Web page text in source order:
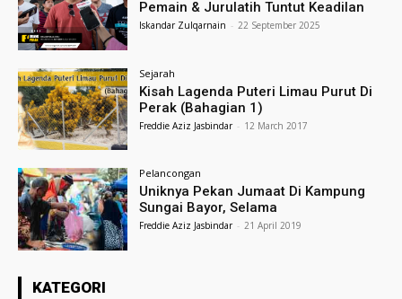
Pemain & Jurulatih Tuntut Keadilan
Iskandar Zulqarnain - 22 September 2025
Sejarah
Kisah Lagenda Puteri Limau Purut Di
Perak (Bahagian 1)
Freddie Aziz Jasbindar - 12 March 2017
Pelancongan
Uniknya Pekan Jumaat Di Kampung
Sungai Bayor, Selama
Freddie Aziz Jasbindar - 21 April 2019
KATEGORI